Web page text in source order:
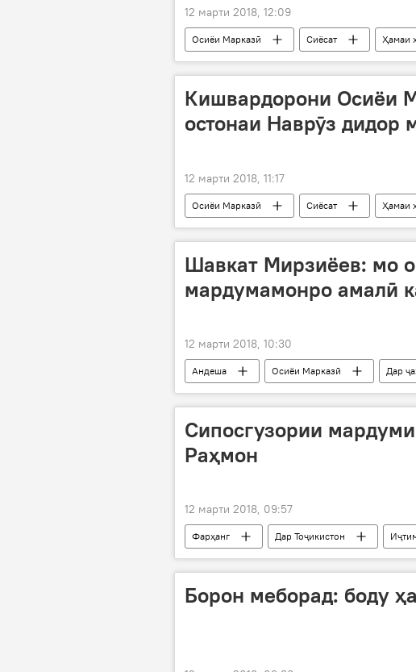
12 марти 2018, 12:09
Осиёи Марказӣ Сиёсат Ҳамаи
бахши забони тоҷикӣ
Дар Тоҷикистон
Кишвардорони Осиёи
остонаи Наврӯз дидор
12 марти 2018, 11:17
Осиёи Марказӣ Сиёсат Ҳамаи
Шавкат Мирзиёев: мо
мардумамонро амалӣ
12 марти 2018, 10:30
Андеша Осиёи Марказӣ Дар
дӯстӣ
халқи тоҷику узбак Дар
Сипосгузории
Раҳмон
12 марти 2018, 09:57
Фарҳанг Дар Тоҷикистон
Шавкат Мирзиёев
дӯстӣ
Борон меборад: боду